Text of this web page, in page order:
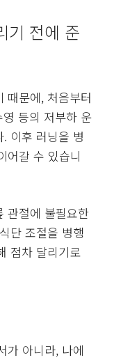
기 전에 준
때문에, 처음부터
등의 저부하 운
이후 러닝을 병
어갈 수 있습니
관절에 불필요한
단 조절을 병행
점차 달리기로
가 아니라, 나에